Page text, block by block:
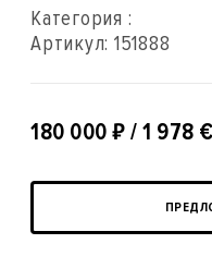
Категория :
Артикул: 151888
180 000 ₽ / 1 978 €